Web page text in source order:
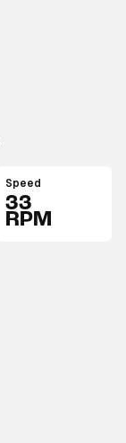
Speed
33
RPM